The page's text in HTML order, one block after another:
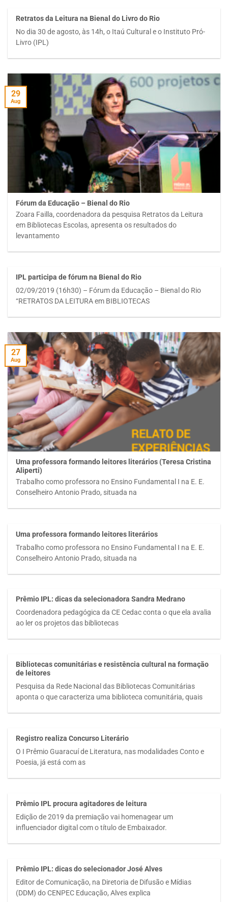
Retratos da Leitura na Bienal do Livro do Rio
No dia 30 de agosto, às 14h, o Itaú Cultural e o Instituto Pró-
Livro (IPL)
Fórum da Educação – Bienal do Rio
Zoara Failla, coordenadora da pesquisa Retratos da Leitura
em Bibliotecas Escolas, apresenta os resultados do
levantamento
29
Aug
IPL participa de fórum na Bienal do Rio
02/09/2019 (16h30) – Fórum da Educação – Bienal do Rio
“RETRATOS DA LEITURA em BIBLIOTECAS
Uma professora formando leitores literários (Teresa Cristina
Aliperti)
Trabalho como professora no Ensino Fundamental I na E. E.
Conselheiro Antonio Prado, situada na
27
Aug
Uma professora formando leitores literários
Trabalho como professora no Ensino Fundamental I na E. E.
Conselheiro Antonio Prado, situada na
Prêmio IPL: dicas da selecionadora Sandra Medrano
Coordenadora pedagógica da CE Cedac conta o que ela avalia
ao ler os projetos das bibliotecas
Bibliotecas comunitárias e resistência cultural na formação
de leitores
Pesquisa da Rede Nacional das Bibliotecas Comunitárias
aponta o que caracteriza uma biblioteca comunitária, quais
Registro realiza Concurso Literário
O I Prêmio Guaracuí de Literatura, nas modalidades Conto e
Poesia, já está com as
Prêmio IPL procura agitadores de leitura
Edição de 2019 da premiação vai homenagear um
influenciador digital com o título de Embaixador.
Prêmio IPL: dicas do selecionador José Alves
Editor de Comunicação, na Diretoria de Difusão e Mídias
(DDM) do CENPEC Educação, Alves explica